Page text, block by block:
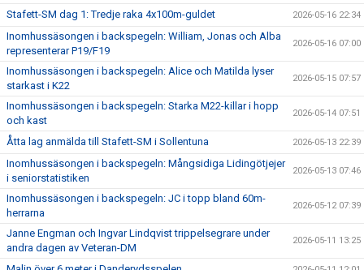
Stafett-SM dag 1: Tredje raka 4x100m-guldet 2026-05-16 22:34
Inomhussäsongen i backspegeln: William, Jonas och Alba
representerar P19/F19
2026-05-16 07:00
Inomhussäsongen i backspegeln: Alice och Matilda lyser
starkast i K22
2026-05-15 07:57
Inomhussäsongen i backspegeln: Starka M22-killar i hopp
och kast
2026-05-14 07:51
Åtta lag anmälda till Stafett-SM i Sollentuna 2026-05-13 22:39
Inomhussäsongen i backspegeln: Mångsidiga Lidingötjejer
i seniorstatistiken
2026-05-13 07:46
Inomhussäsongen i backspegeln: JC i topp bland 60m-
herrarna
2026-05-12 07:39
Janne Engman och Ingvar Lindqvist trippelsegrare under
andra dagen av Veteran-DM
2026-05-11 13:25